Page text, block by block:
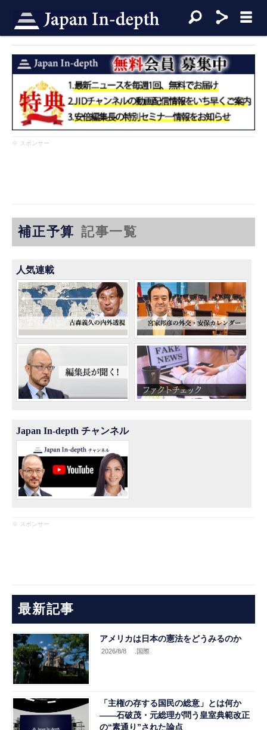
※ スポンサー
補正予算 記事一覧
人気連載
Japan In-depth チャンネル
※ スポンサー
最新記事
アメリカは日本の憲法をどうみるのか
2026/8/8 .国際
「主権の存する国民の総意」とは何か
――石破茂・元総理が問う皇室典範改正
の“素通り”された論点